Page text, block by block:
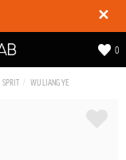
✕
0
SPRIT WU LIANG YE